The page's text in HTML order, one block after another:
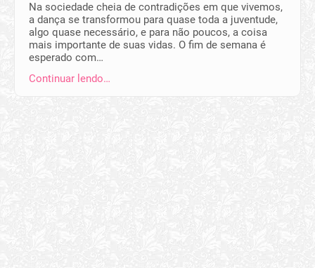
Na sociedade cheia de contradições em que vivemos,
a dança se transformou para quase toda a juventude,
algo quase necessário, e para não poucos, a coisa
mais importante de suas vidas. O fim de semana é
esperado com…
Continuar lendo…